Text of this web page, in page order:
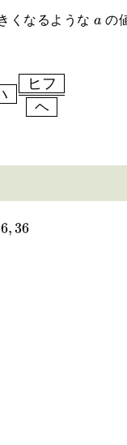
くなるような a
a の
ヌネ
a
ハ
ヘ
ヒフ
6,36